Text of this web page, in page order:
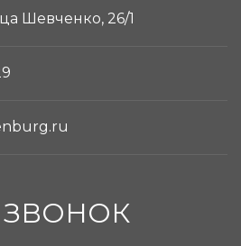
Шевченко, 26/1
ЗВОНОК